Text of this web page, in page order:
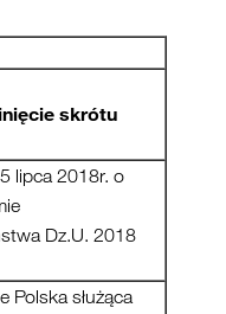
skrótu
lipca 2018r. o
Dz.U. 2018
Polska służąca